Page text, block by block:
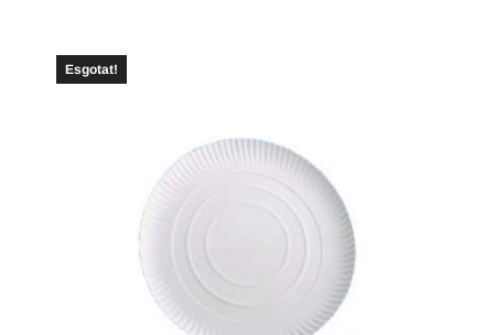
Esgotat!